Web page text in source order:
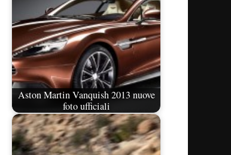
Aston Martin Vanquish 2013 nuove
foto ufficiali